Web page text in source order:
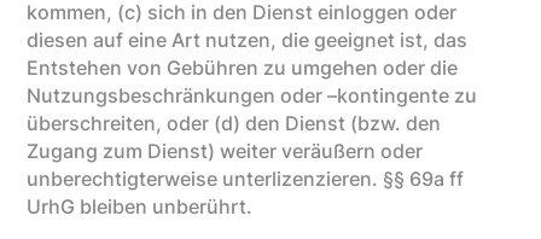
kommen, (c) sich in den Dienst einloggen oder
diesen auf eine Art nutzen, die geeignet ist, das
Entstehen von Gebühren zu umgehen oder die
Nutzungsbeschränkungen oder –kontingente zu
überschreiten, oder (d) den Dienst (bzw. den
Zugang zum Dienst) weiter veräußern oder
unberechtigterweise unterlizenzieren. §§ 69a ff
UrhG bleiben unberührt.